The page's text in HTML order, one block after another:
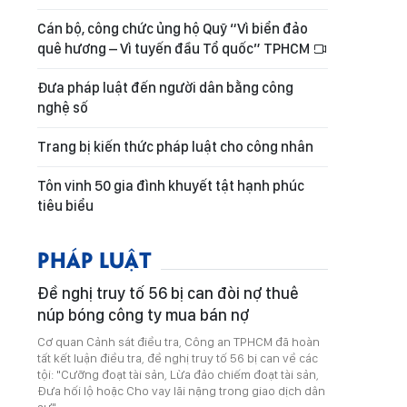
Cán bộ, công chức ủng hộ Quỹ “Vì biển đảo
quê hương – Vì tuyến đầu Tổ quốc” TPHCM
Đưa pháp luật đến người dân bằng công
nghệ số
Trang bị kiến thức pháp luật cho công nhân
Tôn vinh 50 gia đình khuyết tật hạnh phúc
tiêu biểu
PHÁP LUẬT
Đề nghị truy tố 56 bị can đòi nợ thuê
núp bóng công ty mua bán nợ
Cơ quan Cảnh sát điều tra, Công an TPHCM đã hoàn
tất kết luận điều tra, đề nghị truy tố 56 bị can về các
tội: "Cưỡng đoạt tài sản, Lừa đảo chiếm đoạt tài sản,
Đưa hối lộ hoặc Cho vay lãi nặng trong giao dịch dân